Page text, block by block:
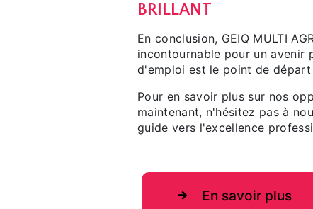
BRILLANT
En conclusion, GEIQ MULTI
incontournable pour un avenir
d'emploi est le point de
Pour en savoir plus sur nos
maintenant, n'hésitez pas à
guide vers l'excellence
En savoir plus